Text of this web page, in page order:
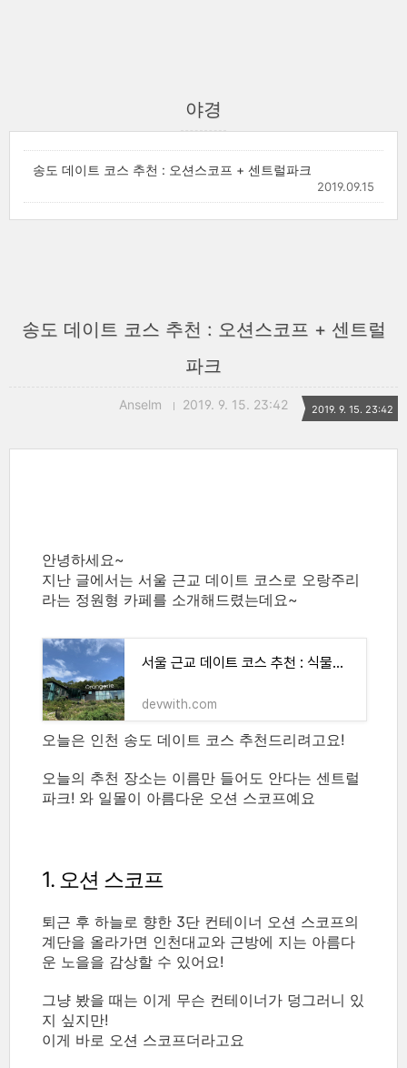
야경
송도 데이트 코스 추천 : 오션스코프 + 센트럴파크
2019.09.15
송도 데이트 코스 추천 : 오션스코프 + 센트럴
파크
Anselm 2019. 9. 15. 23:42 2019. 9. 15. 23:42
안녕하세요~
지난 글에서는 서울 근교 데이트 코스로 오랑주리
라는 정원형 카페를 소개해드렸는데요~
서울 근교 데이트 코스 추천 : 식물원 카페 오랑주리 Orangerie
devwith.com
오늘은 인천 송도 데이트 코스 추천드리려고요!
오늘의 추천 장소는 이름만 들어도 안다는 센트럴
파크! 와 일몰이 아름다운 오션 스코프예요
1. 오션 스코프
퇴근 후 하늘로 향한 3단 컨테이너 오션 스코프의
계단을 올라가면 인천대교와 근방에 지는 아름다
운 노을을 감상할 수 있어요!
그냥 봤을 때는 이게 무슨 컨테이너가 덩그러니 있
지 싶지만!
이게 바로 오션 스코프더라고요